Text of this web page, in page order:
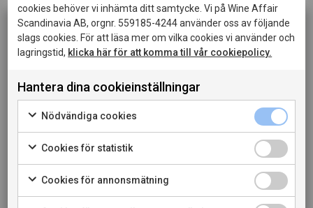
Lagring12 månader på ekfat av olika storlekar för att
förfina uttrycket innan buteljering. Buteljering utan
klarning för att bevara vinets renhet och struktur
Passar tillGrillat kött, rätter med svamp, iberisk chark,
lammracks eller vegetariska rätter med rökighet och
umami.
LADDA NER PRODUKTBLAD
cookies behöver vi inhämta ditt samtycke. Vi på Wine Affair
Scandinavia AB, orgnr. 559185-4244 använder oss av följande
slags cookies. För att läsa mer om vilka cookies vi använder och
lagringstid, klicka här för att komma till vår cookiepolicy.
Hantera dina cookieinställningar
Nödvändiga cookies
Cookies för statistik
Cookies för annonsmätning
Denna sida innehåller information om alkoholhaltiga
När jag bekräftar att jag är 20 år eller äldre godkänner
jag också att webbplatsen använder cookies.